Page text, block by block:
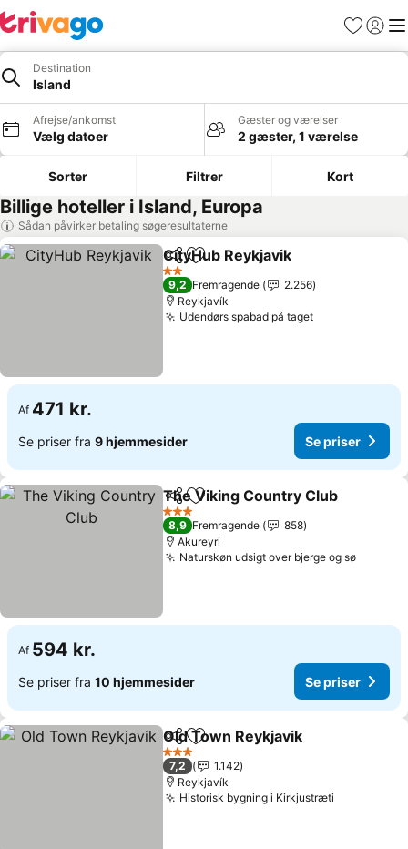
Favoritter
Log ind
Destination
Island
Afrejse/ankomst
Vælg datoer
Gæster og værelser
2 gæster, 1 værelse
Sorter Filtrer Kort
Billige hoteller i Island, Europa
Sådan påvirker betaling søgeresultaterne
Del Føj til favoritter
CityHub Reykjavik
2 Stjerner
9,2 Fremragende
2.256
Reykjavík
Udendørs spabad på taget
Af 471 kr.
Se priser fra 9 hjemmesider Se priser
Del Føj til favoritter
The Viking Country Club
3 Stjerner
8,9 Fremragende
858
Akureyri
Naturskøn udsigt over bjerge og sø
Af 594 kr.
Se priser fra 10 hjemmesider Se priser
Del Føj til favoritter
Old Town Reykjavik
3 Stjerner
7,2
1.142
Reykjavík
Historisk bygning i Kirkjustræti